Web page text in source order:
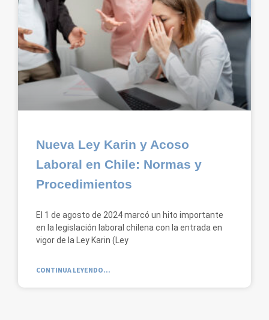
Nueva Ley Karin y Acoso
Laboral en Chile: Normas y
Procedimientos
El 1 de agosto de 2024 marcó un hito importante
en la legislación laboral chilena con la entrada en
vigor de la Ley Karin (Ley
CONTINUA LEYENDO...